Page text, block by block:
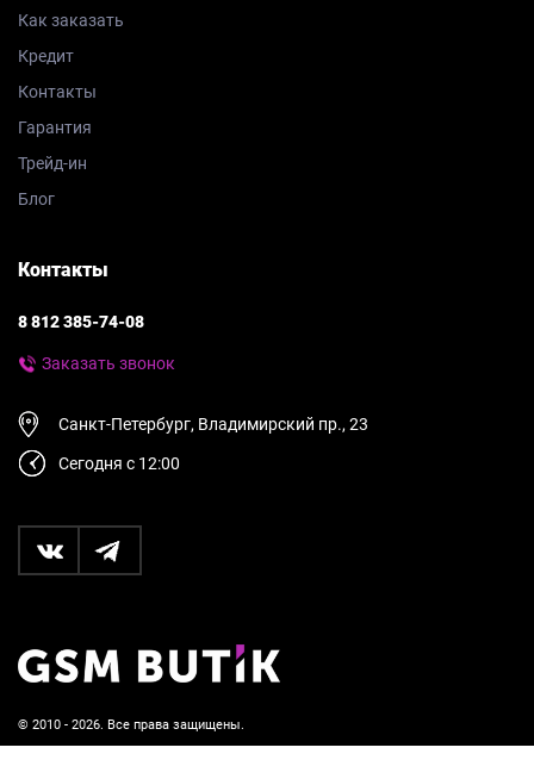
© 2010 - 2026. Все права защищены.
Как заказать
Кредит
Контакты
Гарантия
Трейд-ин
Блог
Контакты
8 812 385-74-08
Заказать звонок
Санкт-Петербург, Владимирский пр., 23
Сегодня с 12:00